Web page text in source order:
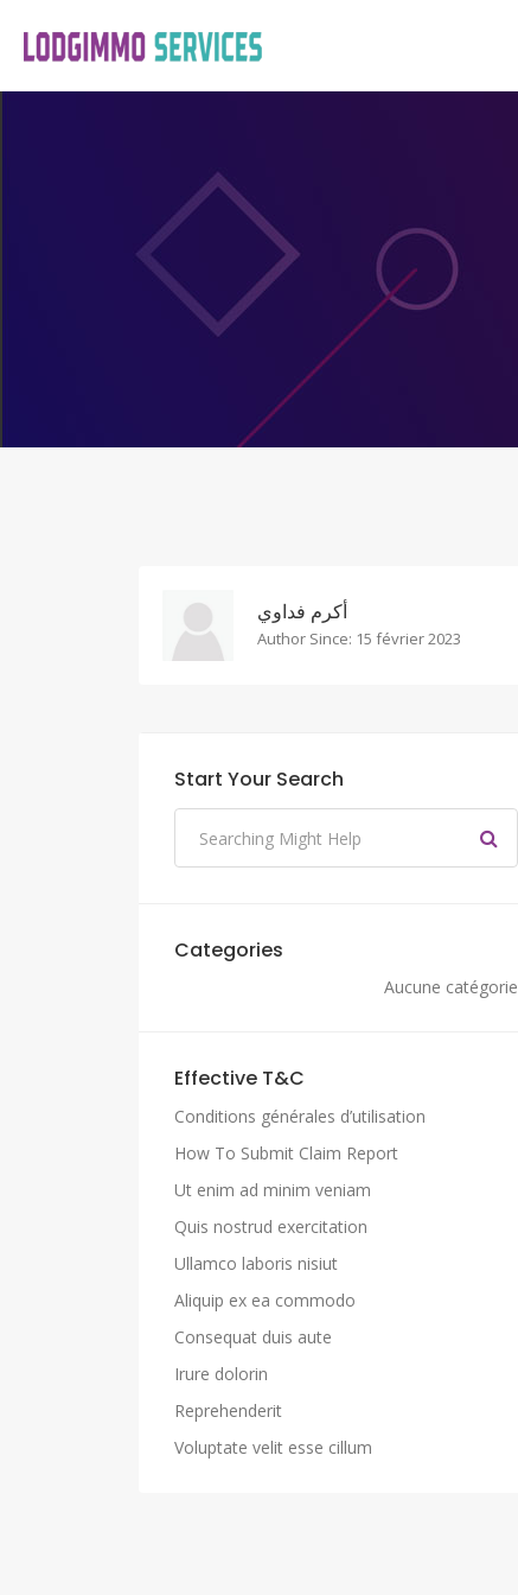
أكرم فداوي
Author Since: 15 février 2023
Start Your Search
Categories
Aucune catégorie
Effective T&C
Conditions générales d’utilisation
How To Submit Claim Report
Ut enim ad minim veniam
Quis nostrud exercitation
Ullamco laboris nisiut
Aliquip ex ea commodo
Consequat duis aute
Irure dolorin
Reprehenderit
Voluptate velit esse cillum